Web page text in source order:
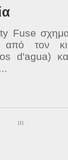
Fuse
από τον
d'agua)
|1 |